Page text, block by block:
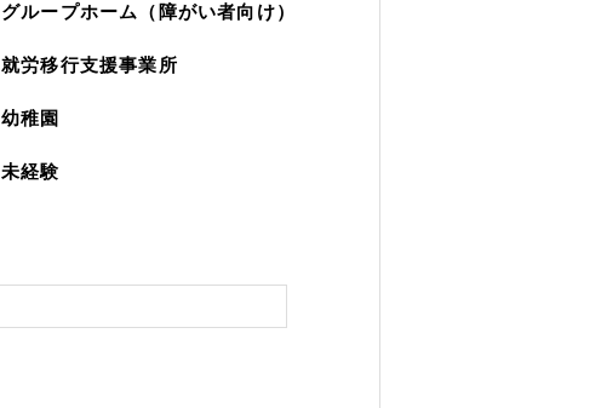
グループホーム（障がい者向け）
就労移行支援事業所
幼稚園
未経験